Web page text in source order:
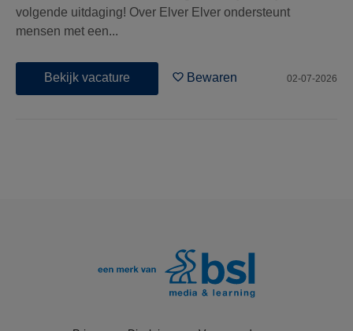
volgende uitdaging! Over Elver Elver ondersteunt
mensen met een...
Bekijk vacature Bewaren 02-07-2026